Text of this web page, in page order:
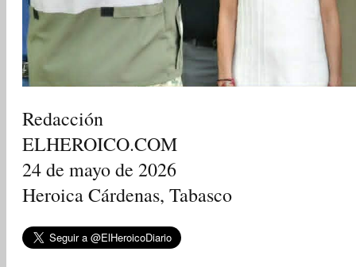
Redacción
ELHEROICO.COM
24 de mayo de 2026
Heroica Cárdenas, Tabasco